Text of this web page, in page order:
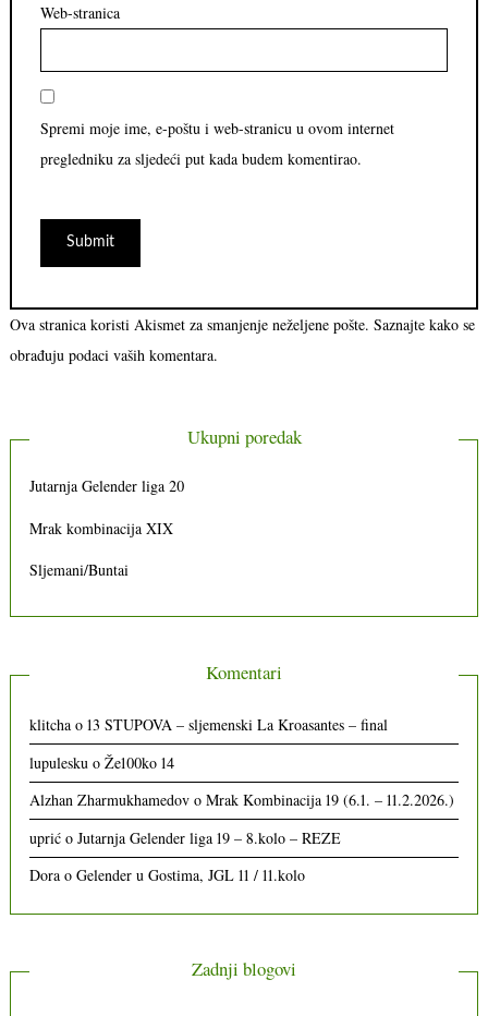
Web-stranica
Spremi moje ime, e-poštu i web-stranicu u ovom internet
pregledniku za sljedeći put kada budem komentirao.
Ova stranica koristi Akismet za smanjenje neželjene pošte. Saznajte kako se
obrađuju podaci vaših komentara.
Ukupni poredak
Jutarnja Gelender liga 20
Mrak kombinacija XIX
Sljemani/Buntai
Komentari
klitcha o13 STUPOVA – sljemenski La Kroasantes – final
lupulesku oŽe100ko 14
Alzhan Zharmukhamedov oMrak Kombinacija 19 (6.1. – 11.2.2026.)
uprić oJutarnja Gelender liga 19 – 8.kolo – REZE
Dora oGelender u Gostima, JGL 11 / 11.kolo
Zadnji blogovi